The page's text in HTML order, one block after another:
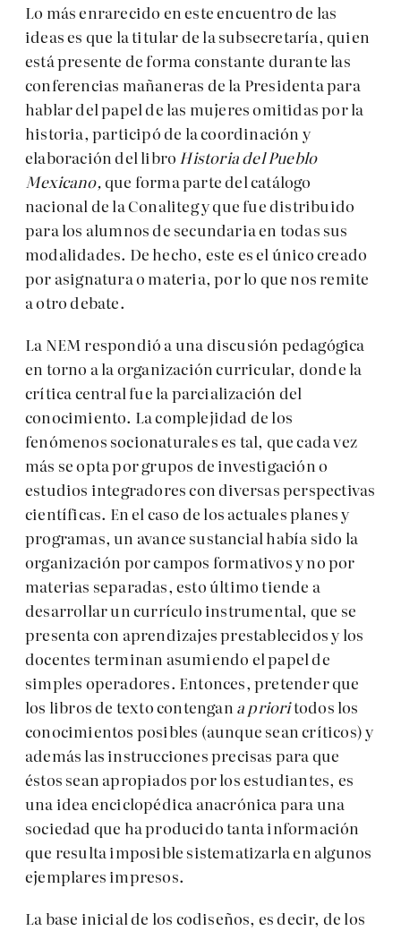
Lo más enrarecido en este encuentro de las
ideas es que la titular de la subsecretaría, quien
está presente de forma constante durante las
conferencias mañaneras de la Presidenta para
hablar del papel de las mujeres omitidas por la
historia, participó de la coordinación y
elaboración del libro Historia del Pueblo
Mexicano, que forma parte del catálogo
nacional de la Conaliteg y que fue distribuido
para los alumnos de secundaria en todas sus
modalidades. De hecho, este es el único creado
por asignatura o materia, por lo que nos remite
a otro debate.
La NEM respondió a una discusión pedagógica
en torno a la organización curricular, donde la
crítica central fue la parcialización del
conocimiento. La complejidad de los
fenómenos socionaturales es tal, que cada vez
más se opta por grupos de investigación o
estudios integradores con diversas perspectivas
científicas. En el caso de los actuales planes y
programas, un avance sustancial había sido la
organización por campos formativos y no por
materias separadas, esto último tiende a
desarrollar un currículo instrumental, que se
presenta con aprendizajes prestablecidos y los
docentes terminan asumiendo el papel de
simples operadores. Entonces, pretender que
los libros de texto contengan a prioritodos los
conocimientos posibles (aunque sean críticos) y
además las instrucciones precisas para que
éstos sean apropiados por los estudiantes, es
una idea enciclopédica anacrónica para una
sociedad que ha producido tanta información
que resulta imposible sistematizarla en algunos
ejemplares impresos.
La base inicial de los codiseños, es decir, de los